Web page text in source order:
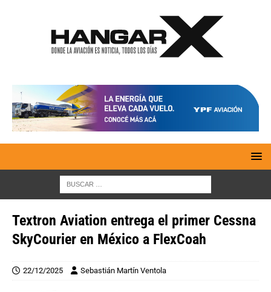
Textron Aviation entrega el primer Cessna
SkyCourier en México a FlexCoah
22/12/2025 Sebastián Martín Ventola